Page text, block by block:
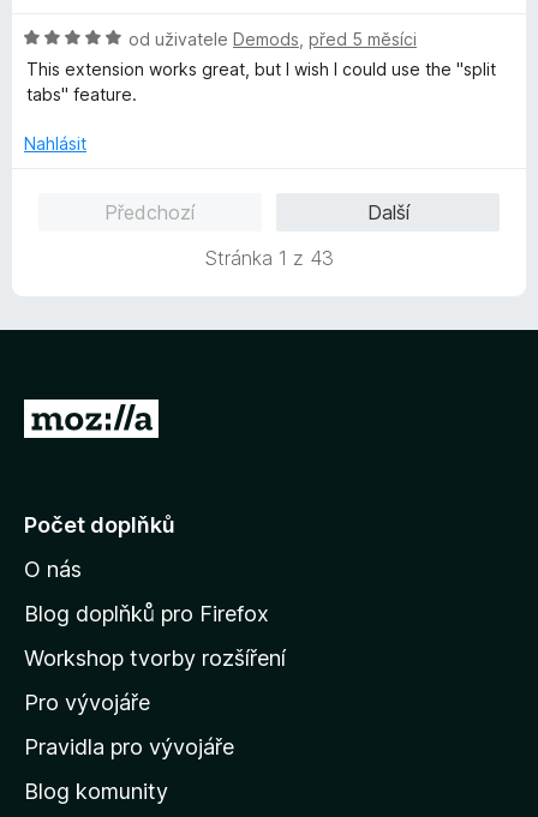
z
5
H
o
d
o
od uživatele Demods před 5 měsíci
This extension works great, but I wish I could use the "split
tabs" feature.
Nahlásit
Předchozí
Další
Stránka 1 z 43
P
j
t
n
d
o
m
v
Počet doplňků
O nás
Blog doplňků pro Firefox
Workshop tvorby rozšíření
Pro vývojáře
Pravidla pro vývojáře
Blog komunity